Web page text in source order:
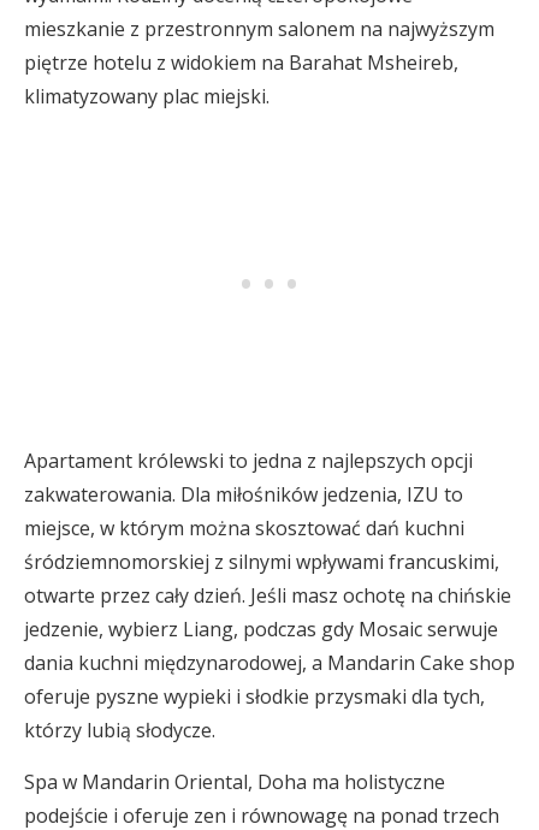
mieszkanie z przestronnym salonem na najwyższym
piętrze hotelu z widokiem na Barahat Msheireb,
klimatyzowany plac miejski.
Apartament królewski to jedna z najlepszych opcji
zakwaterowania. Dla miłośników jedzenia, IZU to
miejsce, w którym można skosztować dań kuchni
śródziemnomorskiej z silnymi wpływami francuskimi,
otwarte przez cały dzień. Jeśli masz ochotę na chińskie
jedzenie, wybierz Liang, podczas gdy Mosaic serwuje
dania kuchni międzynarodowej, a Mandarin Cake shop
oferuje pyszne wypieki i słodkie przysmaki dla tych,
którzy lubią słodycze.
Spa w Mandarin Oriental, Doha ma holistyczne
podejście i oferuje zen i równowagę na ponad trzech